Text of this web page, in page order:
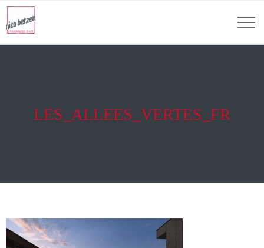
LES_ALLEES_VERTES_FR